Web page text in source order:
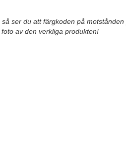
ser du att färgkoden på
av den verkliga produkten!